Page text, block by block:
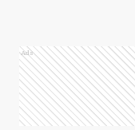
Ads